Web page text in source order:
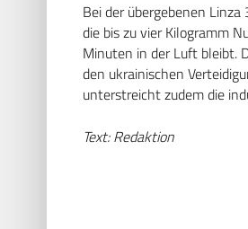
Bei der übergebenen
die bis zu vier Kilogramm
Minuten in der Luft bleibt.
den ukrainischen
unterstreicht zudem die
Text: Redaktion